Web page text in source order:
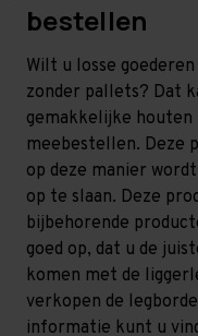
bestellen
Wilt u losse
zonder pallets? Dat
gemakkelijke
meebestellen. Deze
op deze manier
op te slaan. Deze
bijbehorende
goed op, dat u de
komen met de
verkopen de
informatie kunt u